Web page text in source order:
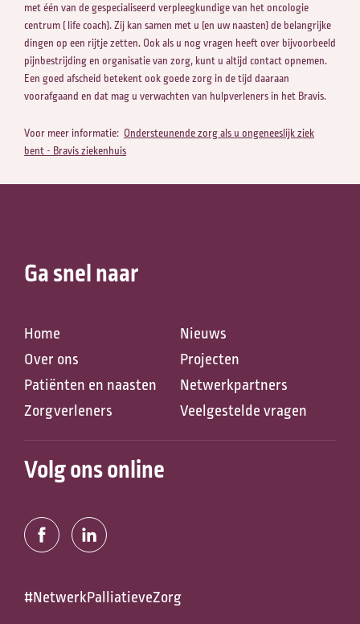
met één van de gespecialiseerd verpleegkundige van het oncologie
centrum ( life coach). Zij kan samen met u (en uw naasten) de belangrijke
dingen op een rijtje zetten. Ook als u nog vragen heeft over bijvoorbeeld
pijnbestrijding en organisatie van zorg, kunt u altijd contact opnemen.
Een goed afscheid betekent ook goede zorg in de tijd daaraan
voorafgaand en dat mag u verwachten van hulpverleners in het Bravis.
Voor meer informatie: Ondersteunende zorg als u ongeneeslijk ziek
bent - Bravis ziekenhuis
Ga snel naar
Home
Over ons
Patiënten en naasten
Zorgverleners
Nieuws
Projecten
Netwerkpartners
Veelgestelde vragen
Volg ons online
#NetwerkPalliatieveZorg